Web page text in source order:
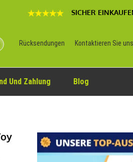
SICHER
Rücksendungen Kontaktieren Sie uns
Und Zahlung Blog